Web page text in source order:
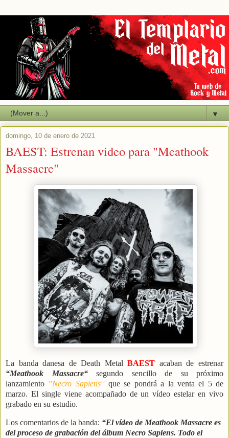
▼
domingo, 10 de enero de 2021
BAEST: Estrenan video para "Meathook
Massacre"
La banda danesa de Death MetalBAEST acaban de estrenar
“Meathook Massacre“ segundo sencillo de su próximo
lanzamiento ′′Necro Sapiens′′que se pondrá a la venta el 5 de
marzo. El single viene acompañado de un vídeo estelar en vivo
grabado en su estudio.
Los comentarios de la banda: “El vídeo de Meathook Massacre es
del proceso de grabación del álbum Necro Sapiens. Todo el